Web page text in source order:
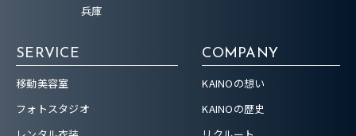
兵庫
SERVICE
移動美容室
フォトスタジオ
COMPANY
KAINOの想い
KAINOの歴史